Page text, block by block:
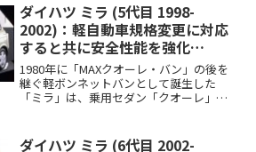
ダイハツ ミラ (5代目 1998-
2002)：軽自動車規格変更に対応
すると共に安全性能を強化
[L700/710]
1980年に「MAXクオーレ・バン」の後を
継ぐ軽ボンネットバンとして誕生した
「ミラ」は、乗用セダン「クオーレ」を
ダイハツ ミラ (6代目 2002-